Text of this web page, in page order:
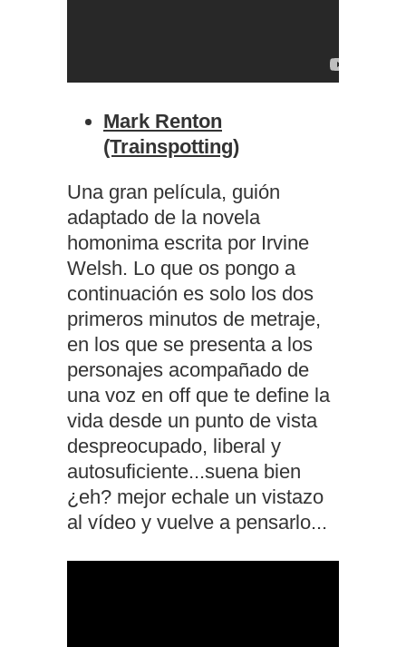
Mark Renton
(Trainspotting)
Una gran película, guión
adaptado de la novela
homonima escrita por Irvine
Welsh. Lo que os pongo a
continuación es solo los dos
primeros minutos de metraje,
en los que se presenta a los
personajes acompañado de
una voz en off que te define la
vida desde un punto de vista
despreocupado, liberal y
autosuficiente...suena bien
¿eh? mejor echale un vistazo
al vídeo y vuelve a pensarlo...